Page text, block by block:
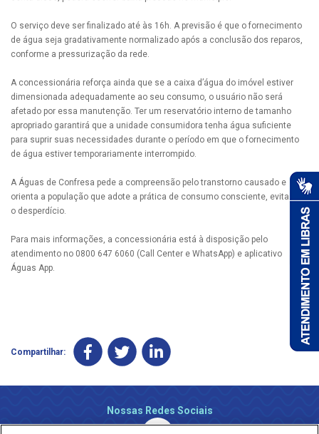
O serviço deve ser finalizado até às 16h. A previsão é que o fornecimento
de água seja gradativamente normalizado após a conclusão dos reparos,
conforme a pressurização da rede.
A concessionária reforça ainda que se a caixa d’água do imóvel estiver
dimensionada adequadamente ao seu consumo, o usuário não será
afetado por essa manutenção. Ter um reservatório interno de tamanho
apropriado garantirá que a unidade consumidora tenha água suficiente
para suprir suas necessidades durante o período em que o fornecimento
de água estiver temporariamente interrompido.
A Águas de Confresa pede a compreensão pelo transtorno causado e
orienta a população que adote a prática de consumo consciente, evitando
o desperdício.
Para mais informações, a concessionária está à disposição pelo
atendimento no 0800 647 6060 (Call Center e WhatsApp) e aplicativo
Águas App.
Compartilhar:
Nossas Redes Sociais